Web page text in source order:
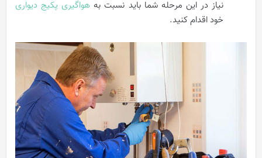
نیاز در این مرحله شما باید نسبت به هواگیری پکیج دیواری
خود اقدام کنید.